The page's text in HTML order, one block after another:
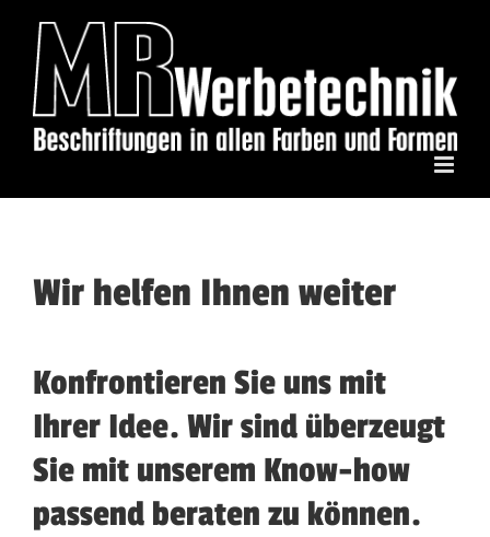
Inhalt
springen
Wir helfen Ihnen weiter
Konfrontieren Sie uns mit
Ihrer Idee. Wir sind überzeugt
Sie mit unserem Know-how
passend beraten zu können.